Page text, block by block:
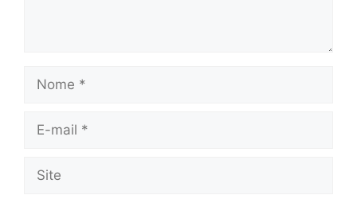
Nome
Site